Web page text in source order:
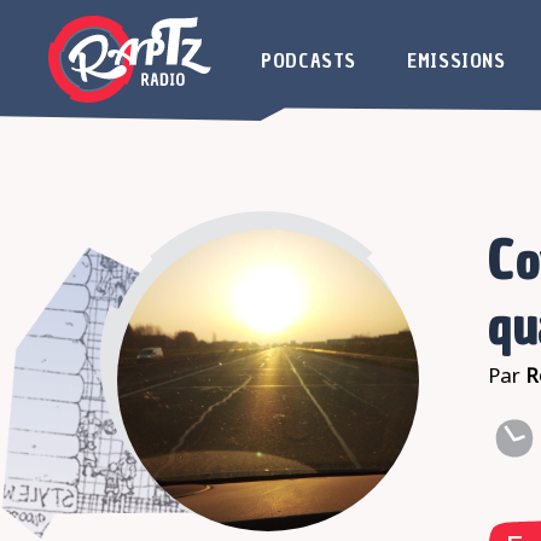
PODCASTS EMISSIONS
Par